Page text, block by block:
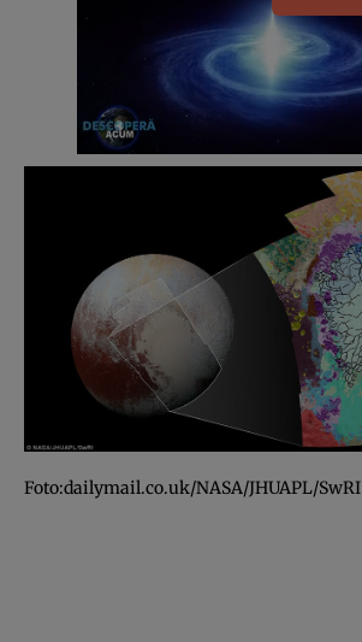
Foto:dailymail.co.uk/NASA/JHUAPL/SwRI